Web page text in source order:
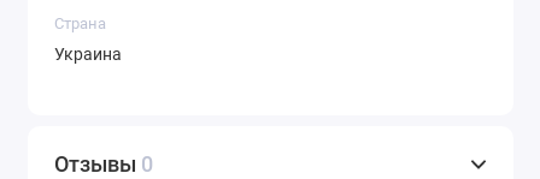
Страна
Украина
Отзывы 0